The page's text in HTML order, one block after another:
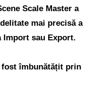
Scale Master a
mai precisă a
Import sau Export.
fost îmbunătățit prin